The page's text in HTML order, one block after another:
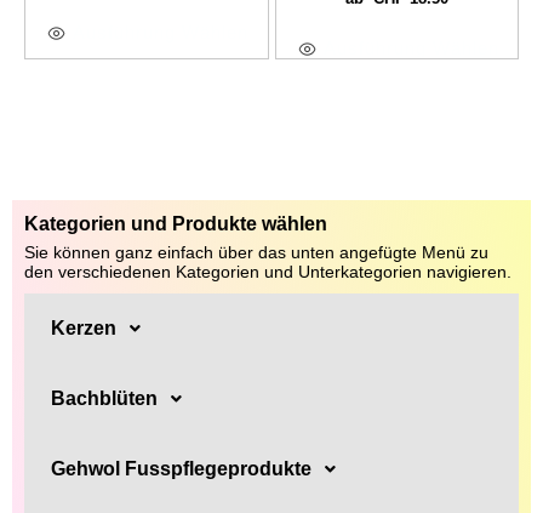
Kategorien und Produkte wählen
Sie können ganz einfach über das unten angefügte Menü zu
den verschiedenen Kategorien und Unterkategorien navigieren.
Kerzen
Bachblüten
Gehwol Fusspflegeprodukte